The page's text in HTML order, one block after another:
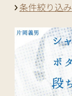
条件絞り込み